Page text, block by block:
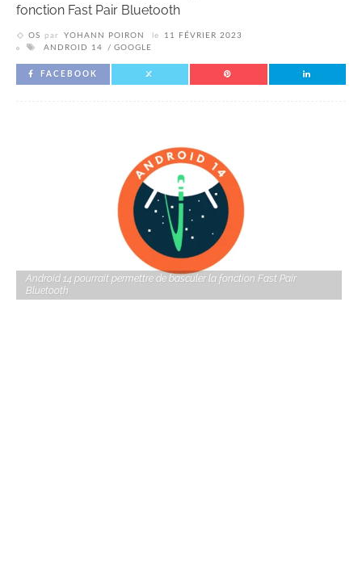
fonction Fast Pair Bluetooth
OS par YOHANN POIRON le
11 FÉVRIER 2023
ANDROID 14
GOOGLE
FACEBOOK
Android 14 pourrait permettre de basculer la fonction Fast Pair
Bluetooth